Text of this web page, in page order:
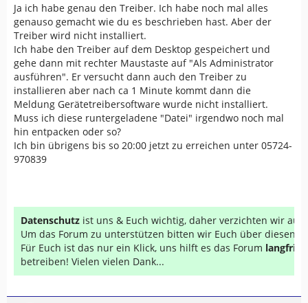
Ja ich habe genau den Treiber. Ich habe noch mal alles
genauso gemacht wie du es beschrieben hast. Aber der
Treiber wird nicht installiert.
Ich habe den Treiber auf dem Desktop gespeichert und
gehe dann mit rechter Maustaste auf "Als Administrator
ausführen". Er versucht dann auch den Treiber zu
installieren aber nach ca 1 Minute kommt dann die
Meldung Gerätetreibersoftware wurde nicht installiert.
Muss ich diese runtergeladene "Datei" irgendwo noch mal
hin entpacken oder so?
Ich bin übrigens bis so 20:00 jetzt zu erreichen unter 05724-
970839
Datenschutz ist uns & Euch wichtig, daher verzichten wir auf
Um das Forum zu unterstützen bitten wir Euch über diesen
Für Euch ist das nur ein Klick, uns hilft es das Forum
betreiben! Vielen vielen Dank...